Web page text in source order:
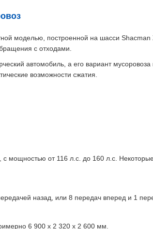
моделью, построенной на шасси Shacman
с отходами.
автомобиль, а его вариант мусоровоза
возможности сжатия.
мощностью от 116 л.с. до 160 л.с.
назад, или 8 передач вперед и 1
6 900 х 2 320 х 2 600 мм.